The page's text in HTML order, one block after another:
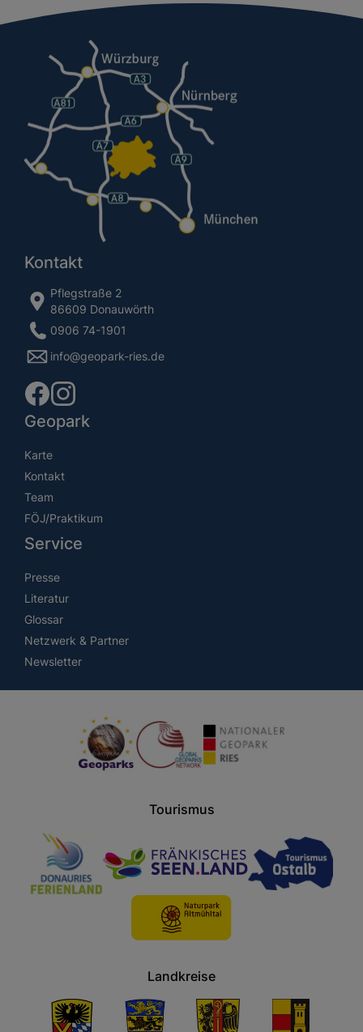
Kontakt
Pflegstraße 2
86609 Donauwörth
0906 74-1901
info@geopark-ries.de
Geopark
Karte
Kontakt
Team
FÖJ/Praktikum
Service
Presse
Literatur
Glossar
Netzwerk & Partner
Newsletter
Tourismus
Landkreise